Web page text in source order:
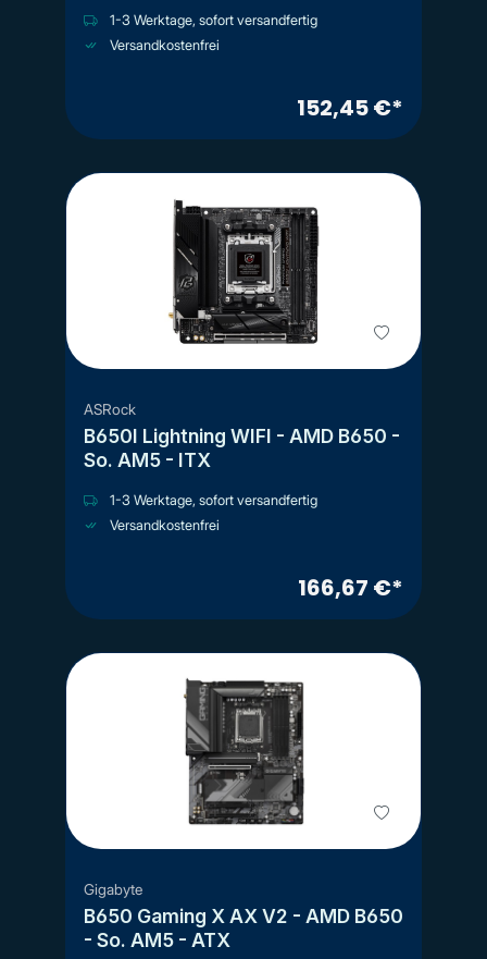
1-3 Werktage, sofort versandfertig
Versandkostenfrei
152,45 €*
ASRock
B650I Lightning WIFI - AMD B650 -
So. AM5 - ITX
1-3 Werktage, sofort versandfertig
Versandkostenfrei
166,67 €*
Gigabyte
B650 Gaming X AX V2 - AMD B650
- So. AM5 - ATX